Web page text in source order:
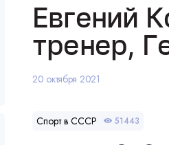
Евгений
тренер,
20 октября 2021
Спорт в СССР 51443